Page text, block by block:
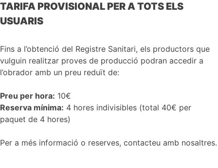
TARIFA PROVISIONAL PER A TOTS ELS
USUARIS
Fins a l’obtenció del Registre Sanitari, els productors que
vulguin realitzar proves de producció podran accedir a
l’obrador amb un preu reduït de:
Preu per hora: 10€
Reserva mínima: 4 hores indivisibles (total 40€ per
paquet de 4 hores)
Per a més informació o reserves, contacteu amb nosaltres.